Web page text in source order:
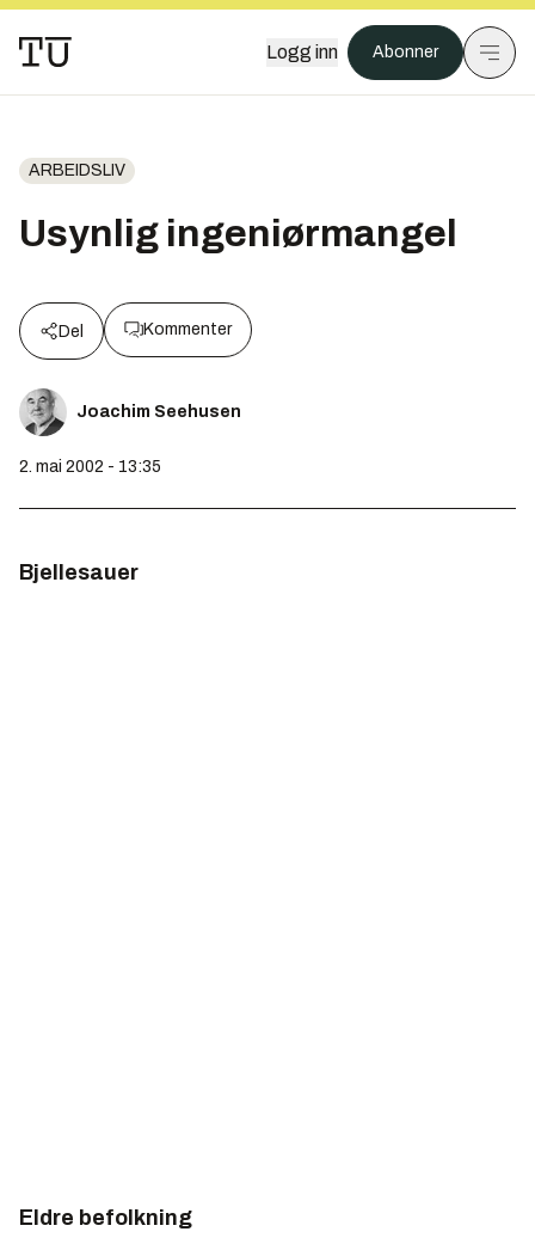
Logg inn Abonner
ARBEIDSLIV
Usynlig ingeniørmangel
Del Kommenter
Joachim Seehusen
2. mai 2002 - 13:35
Bjellesauer
Eldre befolkning